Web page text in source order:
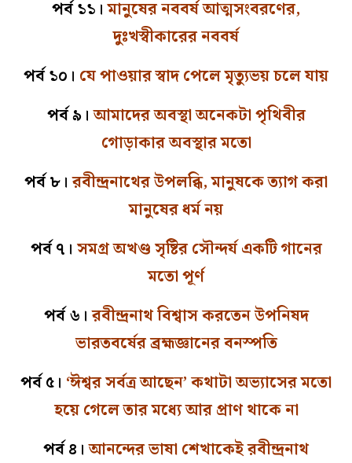
পর্ব ১১।মানুষের নববর্ষ আত্মসংবরণের,
দুঃখস্বীকারের নববর্ষ
পর্ব ১০। যে পাওয়ার স্বাদ পেলে মৃত্যুভয় চলে যায়
পর্ব ৯।আমাদের অবস্থা অনেকটা পৃথিবীর
গোড়াকার অবস্থার মতো
পর্ব ৮।রবীন্দ্রনাথের উপলব্ধি, মানুষকে ত্যাগ করা
মানুষের ধর্ম নয়
পর্ব ৭। সমগ্র অখণ্ড সৃষ্টির সৌন্দর্য একটি গানের
মতো পূর্ণ
পর্ব ৬।রবীন্দ্রনাথ বিশ্বাস করতেন উপনিষদ
ভারতবর্ষের ব্রহ্মজ্ঞানের বনস্পতি
পর্ব ৫। ‘ঈশ্বর সর্বত্র আছেন’ কথাটা অভ্যাসের মতো
হয়ে গেলে তার মধ্যে আর প্রাণ থাকে না
পর্ব ৪।আনন্দের ভাষা শেখাকেই রবীন্দ্রনাথ